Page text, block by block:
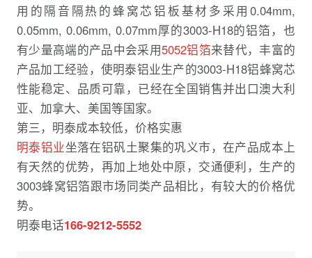
用的隔音隔热的蜂窝芯铝板基材多采用0.04mm,
0.05mm, 0.06mm, 0.07mm厚的3003-H18的铝箔，也
有少量高端的产品中会采用5052铝箔来替代，丰富的
产品加工经验，使明泰铝业生产的3003-H18铝蜂窝芯
性能稳定、品质可靠，已经在全国销售并出口澳大利
亚、加拿大、美国等国家。
第三，明泰成本较低，价格实惠
明泰铝业坐落在铝矾土聚集的巩义市，在产品成本上
有天然的优势，再加上地处中原，交通便利，生产的
3003蜂窝铝箔跟市场同类产品相比，有较大的价格优
势。
明泰电话166-9212-5552